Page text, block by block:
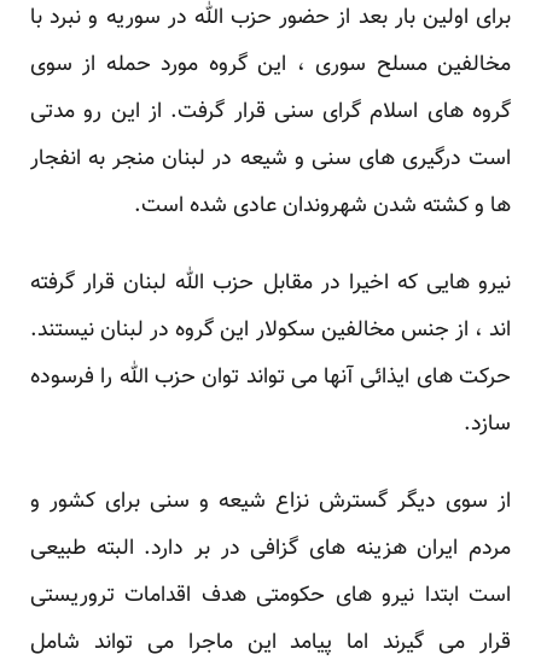
برای اولین بار بعد از حضور حزب الله در سوریه و نبرد با
مخالفین مسلح سوری ، این گروه مورد حمله از سوی
گروه های اسلام گرای سنی قرار گرفت. از این رو مدتی
است درگیری های سنی و شیعه در لبنان منجر به انفجار
ها و کشته شدن شهروندان عادی شده است.
نیرو هایی که اخیرا در مقابل حزب الله لبنان قرار گرفته
اند ، از جنس مخالفین سکولار این گروه در لبنان نیستند.
حرکت های ایذائی آنها می تواند توان حزب الله را فرسوده
سازد.
از سوی دیگر گسترش نزاع شیعه و سنی برای کشور و
مردم ایران هزینه های گزافی در بر دارد. البته طبیعی
است ابتدا نیرو های حکومتی هدف اقدامات تروریستی
قرار می گیرند اما پیامد این ماجرا می تواند شامل